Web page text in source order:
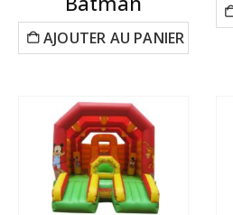
AJOUTER AU PANIER